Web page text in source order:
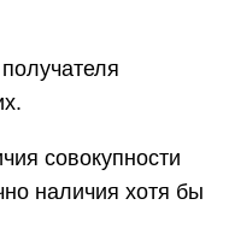
совокупности
наличия хотя бы